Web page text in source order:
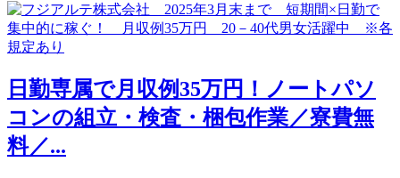
日勤専属で月収例35万円！ノートパソ
コンの組立・検査・梱包作業／寮費無
料／...